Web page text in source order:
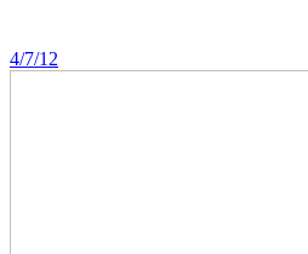
4/7/12